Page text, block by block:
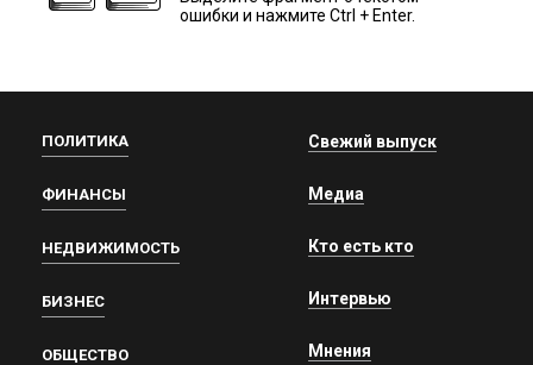
ошибки и нажмите Ctrl + Enter.
ПОЛИТИКА
ФИНАНСЫ
НЕДВИЖИМОСТЬ
БИЗНЕС
ОБЩЕСТВО
Свежий выпуск
Медиа
Кто есть кто
Интервью
Мнения